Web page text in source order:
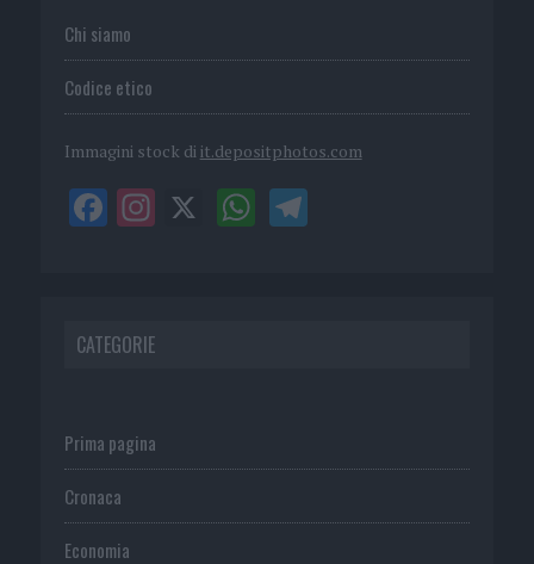
Chi siamo
Codice etico
Immagini stock di it.depositphotos.com
CATEGORIE
Prima pagina
Cronaca
Economia